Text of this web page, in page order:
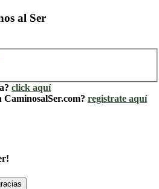
al Ser
click aquí
CaminosalSer.com? registrate aquí